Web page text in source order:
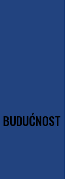
BUDUĆNOST